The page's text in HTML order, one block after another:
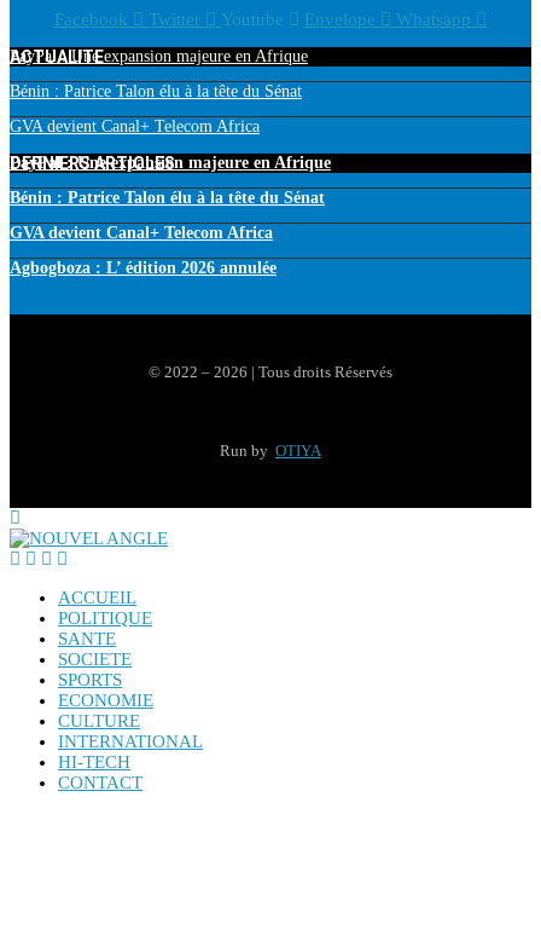
Facebook Twitter Youtube Envelope
Whatsapp
ACTUALITE
PayPal : Une expansion majeure en Afrique
Bénin : Patrice Talon élu à la tête du Sénat
GVA devient Canal+ Telecom Africa
DERNIERS ARTICLES
PayPal : Une expansion majeure en Afrique
Bénin : Patrice Talon élu à la tête du Sénat
GVA devient Canal+ Telecom Africa
Agbogboza : L’ édition 2026 annulée
© 2022 – 2026 | Tous droits Réservés
Run by OTIYA
ACCUEIL
POLITIQUE
SANTE
SOCIETE
SPORTS
ECONOMIE
CULTURE
INTERNATIONAL
HI-TECH
CONTACT